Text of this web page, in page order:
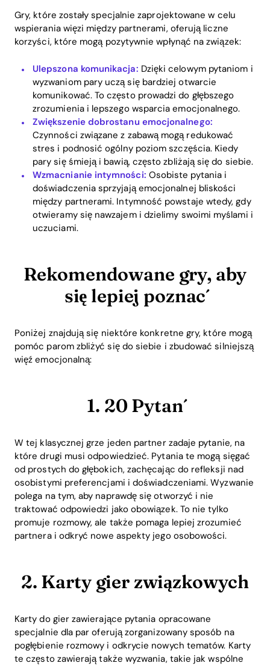
Gry, które zostały specjalnie zaprojektowane w celu
wspierania więzi między partnerami, oferują liczne
korzyści, które mogą pozytywnie wpłynąć na związek:
Ulepszona komunikacja: Dzięki celowym pytaniom i
wyzwaniom pary uczą się bardziej otwarcie
komunikować. To często prowadzi do głębszego
zrozumienia i lepszego wsparcia emocjonalnego.
Zwiększenie dobrostanu emocjonalnego:
Czynności związane z zabawą mogą redukować
stres i podnosić ogólny poziom szczęścia. Kiedy
pary się śmieją i bawią, często zbliżają się do siebie.
Wzmacnianie intymności: Osobiste pytania i
doświadczenia sprzyjają emocjonalnej bliskości
między partnerami. Intymność powstaje wtedy, gdy
otwieramy się nawzajem i dzielimy swoimi myślami i
uczuciami.
Rekomendowane gry, aby
się lepiej poznać
Poniżej znajdują się niektóre konkretne gry, które mogą
pomóc parom zbliżyć się do siebie i zbudować silniejszą
więź emocjonalną:
1. 20 Pytań
W tej klasycznej grze jeden partner zadaje pytanie, na
które drugi musi odpowiedzieć. Pytania te mogą sięgać
od prostych do głębokich, zachęcając do refleksji nad
osobistymi preferencjami i doświadczeniami. Wyzwanie
polega na tym, aby naprawdę się otworzyć i nie
traktować odpowiedzi jako obowiązek. To nie tylko
promuje rozmowy, ale także pomaga lepiej zrozumieć
partnera i odkryć nowe aspekty jego osobowości.
2. Karty gier związkowych
Karty do gier zawierające pytania opracowane
specjalnie dla par oferują zorganizowany sposób na
pogłębienie rozmowy i odkrycie nowych tematów. Karty
te często zawierają także wyzwania, takie jak wspólne